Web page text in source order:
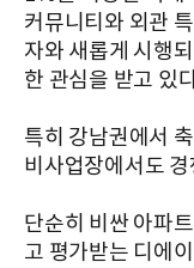
커뮤니티와 외관
자와 새롭게 시행
한 관심을 받고 있
특히 강남권에서
비사업장에서도
단순히 비싼 아파
고 평가받는 디에